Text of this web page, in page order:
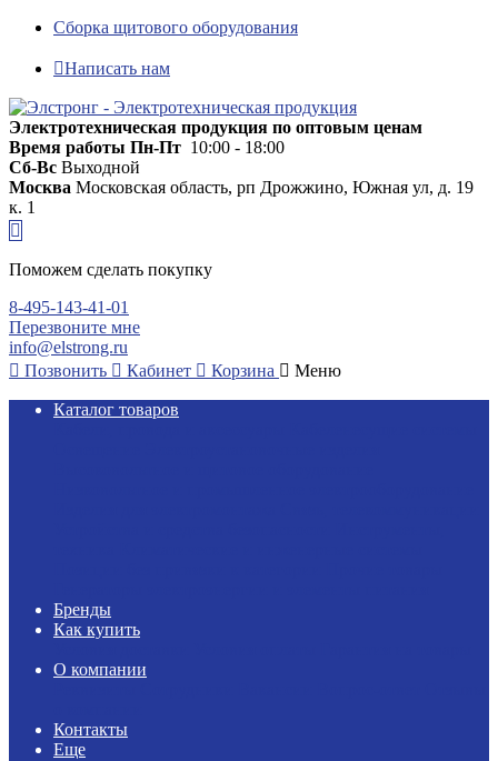
Сборка щитового оборудования
Написать нам
Электротехническая продукция по оптовым ценам
Время работы Пн-Пт 10:00 - 18:00
Сб-Вс Выходной
Москва Московская область, рп Дрожжино, Южная ул, д. 19
к. 1
Поможем сделать покупку
8-495-143-41-01
Перезвоните мне
info@elstrong.ru
Позвонить
Кабинет Корзина Меню
Каталог товаров
Бренды
Как купить
О компании
Контакты
Еще